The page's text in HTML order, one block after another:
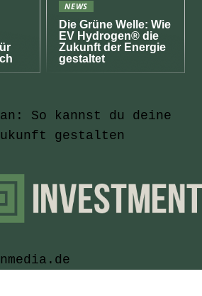
NEWS
Die Grüne Welle: Wie
EV Hydrogen® die
Zukunft der Energie
gestaltet
So kannst du deine
gestalten